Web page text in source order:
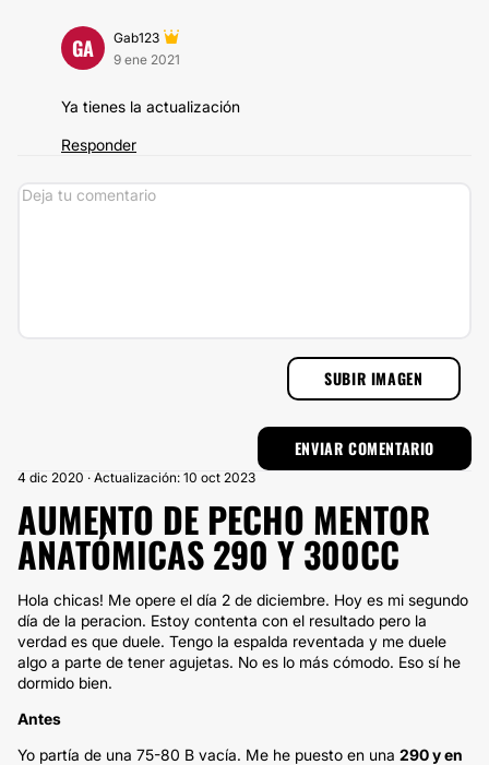
GA
Gab123
9 ene 2021
Ya tienes la actualización
Responder
SUBIR IMAGEN
4 dic 2020 · Actualización: 10 oct 2023
AUMENTO DE PECHO MENTOR
ANATÓMICAS 290 Y 300CC
Hola chicas! Me opere el día 2 de diciembre. Hoy es mi segundo
día de la peracion. Estoy contenta con el resultado pero la
verdad es que duele. Tengo la espalda reventada y me duele
algo a parte de tener agujetas. No es lo más cómodo. Eso sí he
dormido bien.
Antes
Yo partía de una 75-80 B vacía. Me he puesto en una 290 y en